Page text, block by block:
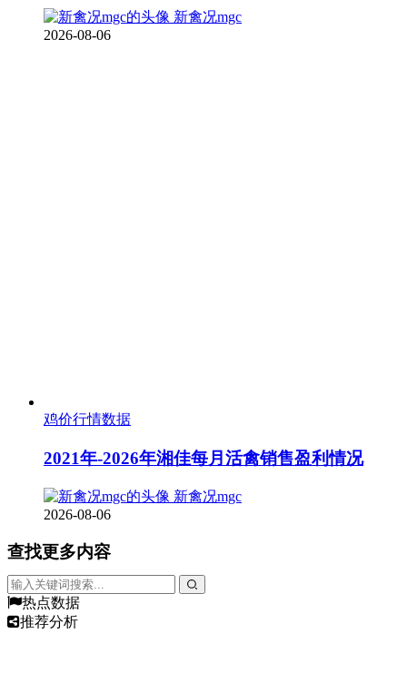
新禽况mgc
2026-08-06
鸡价行情数据
2021年-2026年湘佳每月活禽销售盈利情况
新禽况mgc
2026-08-06
查找更多内容
热点数据
推荐分析